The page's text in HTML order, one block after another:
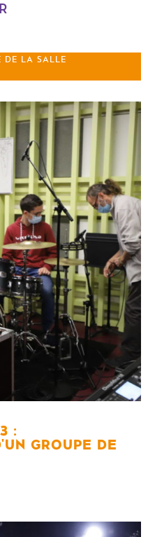
DE LA SALLE
:
GROUPE DE